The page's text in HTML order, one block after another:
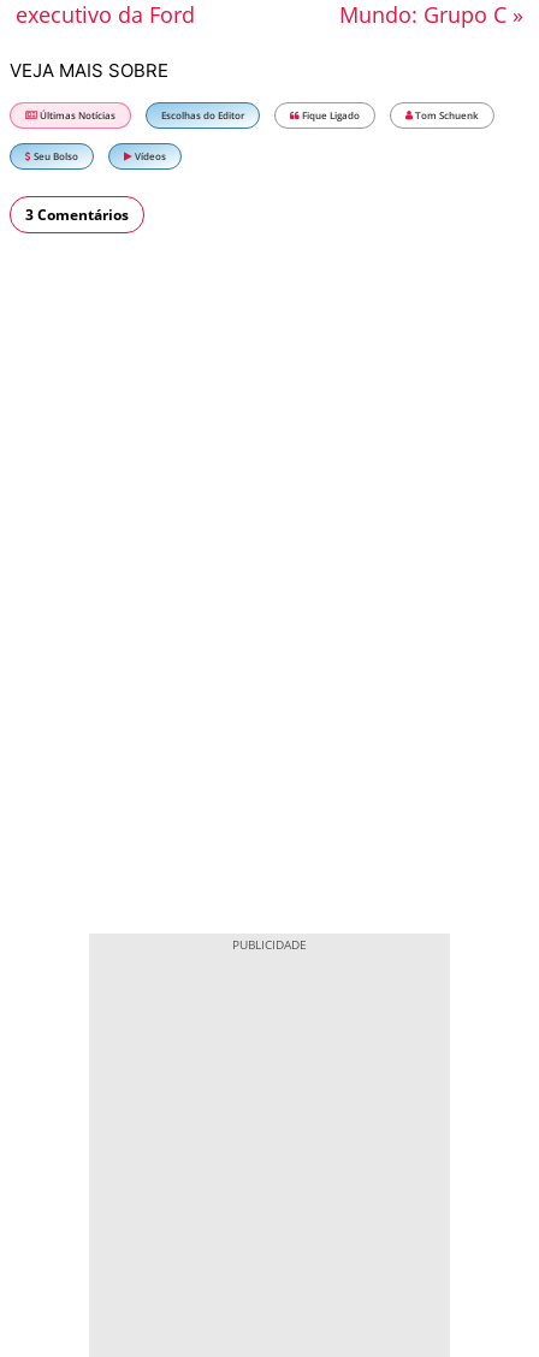
Mundo: Grupo C »
executivo da Ford
VEJA MAIS SOBRE
Últimas Notícias Escolhas do Editor Fique Ligado Tom Schuenk
Seu Bolso Vídeos
3 Comentários